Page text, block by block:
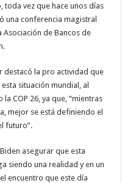
toda vez que hace unos días
una conferencia magistral
Asociación de Bancos de
destacó la pro actividad que
situación mundial, al
COP 26, ya que, “mientras
mejor se está definiendo el
futuro”.
asegurar que esta
siendo una realidad y en un
encuentro que este día